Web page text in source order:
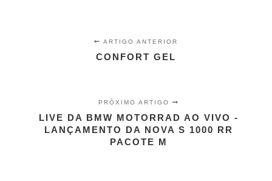
ARTIGO ANTERIOR
CONFORT GEL
PRÓXIMO ARTIGO
LIVE DA BMW MOTORRAD AO VIVO -
LANÇAMENTO DA NOVA S 1000 RR
PACOTE M